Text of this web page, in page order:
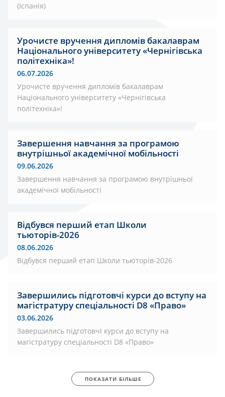
(Іспанія)
Урочисте вручення дипломів бакалаврам
Національного університету «Чернігівська
політехніка»!
06.07.2026
Урочисте вручення дипломів бакалаврам
Національного університету «Чернігівська
політехніка»!
Завершення навчання за програмою
внутрішньої академічної мобільності
09.06.2026
Завершення навчання за програмою внутрішньої
академічної мобільності
Відбувся перший етап Школи
тьюторів-2026
08.06.2026
Відбувся перший етап Школи тьюторів-2026
Завершились підготовчі курси до вступу на
магістратуру спеціальності D8 «Право»
03.06.2026
Завершились підготовчі курси до вступу на
магістратуру спеціальності D8 «Право»
ПОКАЗАТИ БІЛЬШЕ